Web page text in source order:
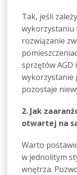
Tak, jeśli
wykorzystaniu
rozwiązanie
sprzętów AGD
wykorzystanie
pozostaje
2. Jak
otwartej na
Warto
w jednolitym
wnętrza.